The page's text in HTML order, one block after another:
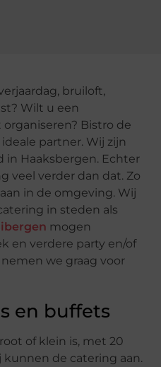
bruiloft,
Wilt u een
Bistro de
partner. Wij zijn
in Haaksbergen. Echter
veel verder dan dat. Zo
aan in de omgeving. Wij
in steden als
mogen
en verdere party en/of
we graag voor
en buffets
of klein is, met 20
kunnen de catering aan.